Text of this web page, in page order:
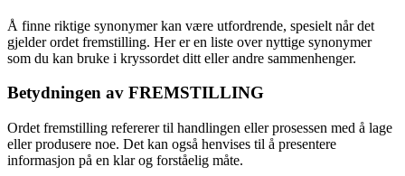
Å finne riktige synonymer kan være utfordrende, spesielt når det
gjelder ordet fremstilling. Her er en liste over nyttige synonymer
som du kan bruke i kryssordet ditt eller andre sammenhenger.
Betydningen av FREMSTILLING
Ordet fremstilling refererer til handlingen eller prosessen med å lage
eller produsere noe. Det kan også henvises til å presentere
informasjon på en klar og forståelig måte.